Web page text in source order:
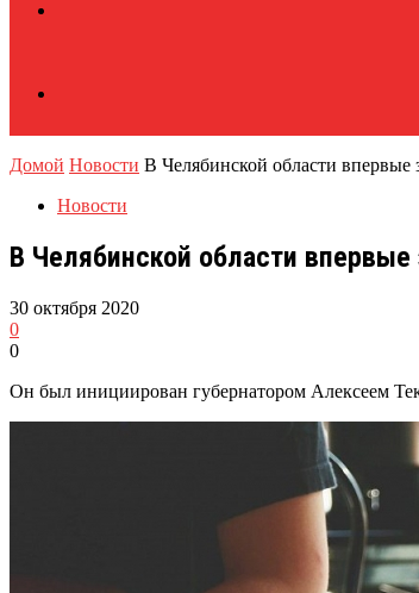
Домой Новости В Челябинской области впервые
Новости
В Челябинской области впервые
30 октября 2020
0
0
Он был инициирован губернатором Алексеем